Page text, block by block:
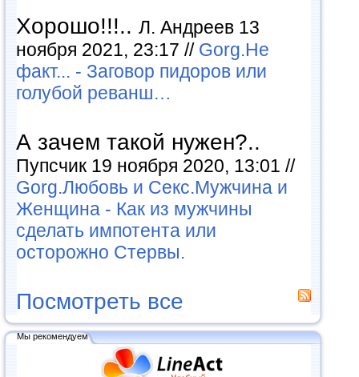
Хорошо!!!.. Л. Андреев 13
ноября 2021, 23:17 // Gorg.Не
факт... - Заговор пидоров или
голубой реванш…
А зачем такой нужен?..
Пупсчик 19 ноября 2020, 13:01 //
Gorg.Любовь и Секс.Мужчина и
Женщина - Как из мужчины
сделать импотента или
осторожно Стервы.
Посмотреть все
Мы рекомендуем